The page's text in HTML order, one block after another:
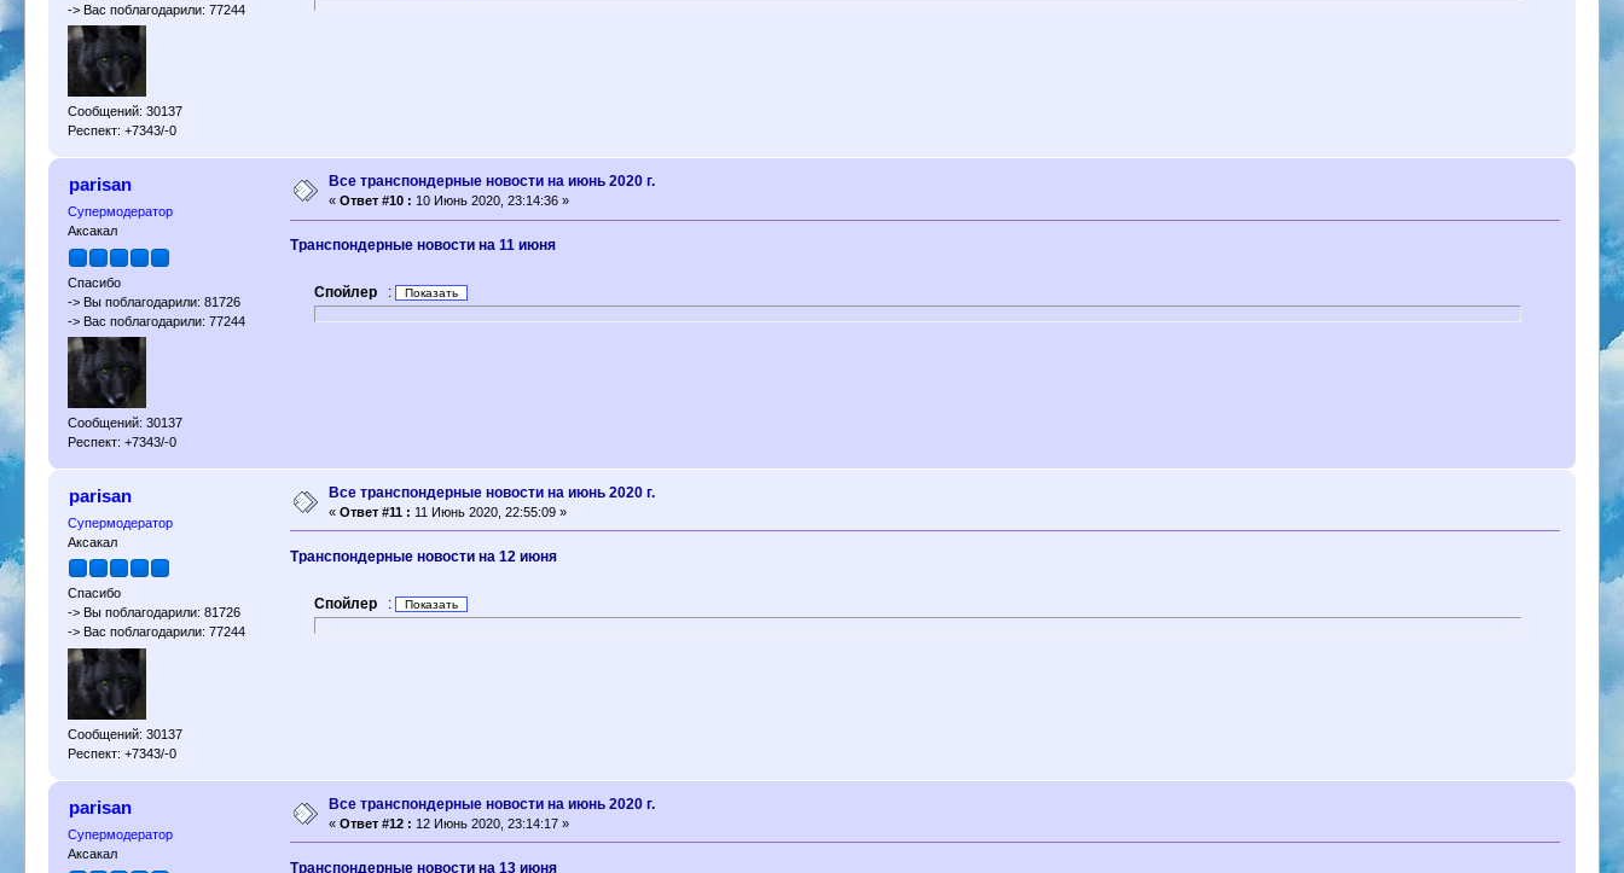
-> Вас поблагодарили: 77244
Сообщений: 30137
Респект: +7343/-0
parisan
Супермодератор
Аксакал
Спасибо
-> Вы поблагодарили: 81726
-> Вас поблагодарили: 77244
Сообщений: 30137
Респект: +7343/-0
Все транспондерные новости на июнь 2020 г.
«Ответ #10 : 10 Июнь 2020, 23:14:36 »
Транспондерные новости на 11 июня
Спойлер :
parisan
Супермодератор
Аксакал
Спасибо
-> Вы поблагодарили: 81726
-> Вас поблагодарили: 77244
Сообщений: 30137
Респект: +7343/-0
Все транспондерные новости на июнь 2020 г.
«Ответ #11 : 11 Июнь 2020, 22:55:09 »
Транспондерные новости на 12 июня
Спойлер :
parisan
Супермодератор
Аксакал
Все транспондерные новости на июнь 2020 г.
«Ответ #12 : 12 Июнь 2020, 23:14:17 »
Транспондерные новости на 13 июня